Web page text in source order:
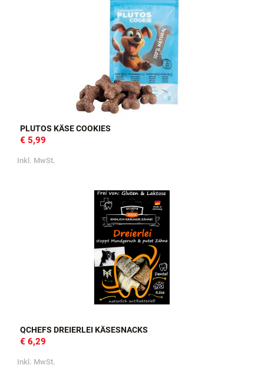
PLUTOS KÄSE COOKIES
€ 5,99
Inkl. MwSt.
QCHEFS DREIERLEI KÄSESNACKS
€ 6,29
Inkl. MwSt.